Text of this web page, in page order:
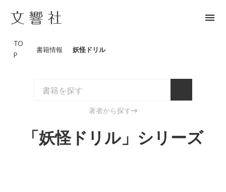
menu
TO
P
書籍情報 妖怪ドリル
著者から探す
「妖怪ドリル」シリーズ